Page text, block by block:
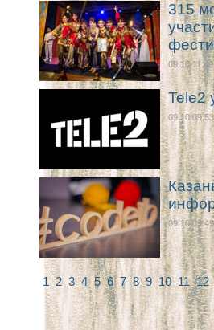
315
09.10 11:49
Tele2
09.10 09:53
09.10 09:49
12 3456789101112